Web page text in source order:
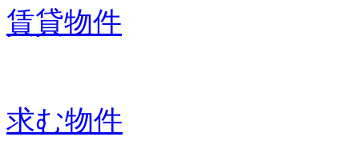
賃貸物件
求む物件